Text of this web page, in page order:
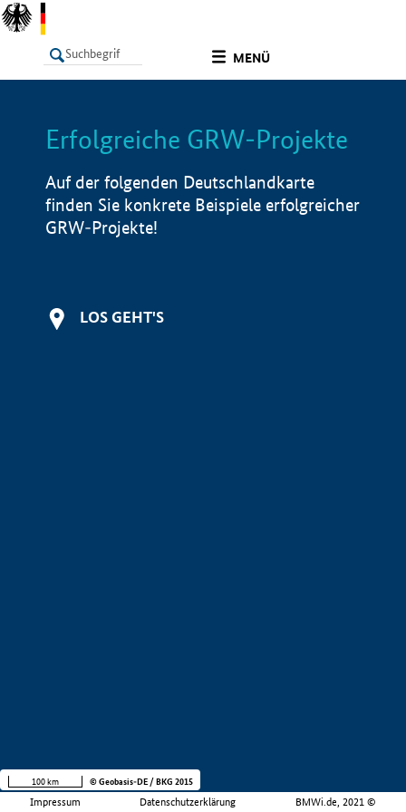
MENÜ
LISTE Info
Erfolgreiche GRW-Projekte
Auf der folgenden Deutschlandkarte
finden Sie konkrete Beispiele erfolgreicher
GRW-Projekte!
LOS GEHT'S
Impressum Datenschutzerklärung BMWi.de, 2021 ©
100 km © Geobasis-DE / BKG 2015